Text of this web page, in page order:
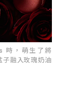
時，萌生了將
融入玫瑰奶油